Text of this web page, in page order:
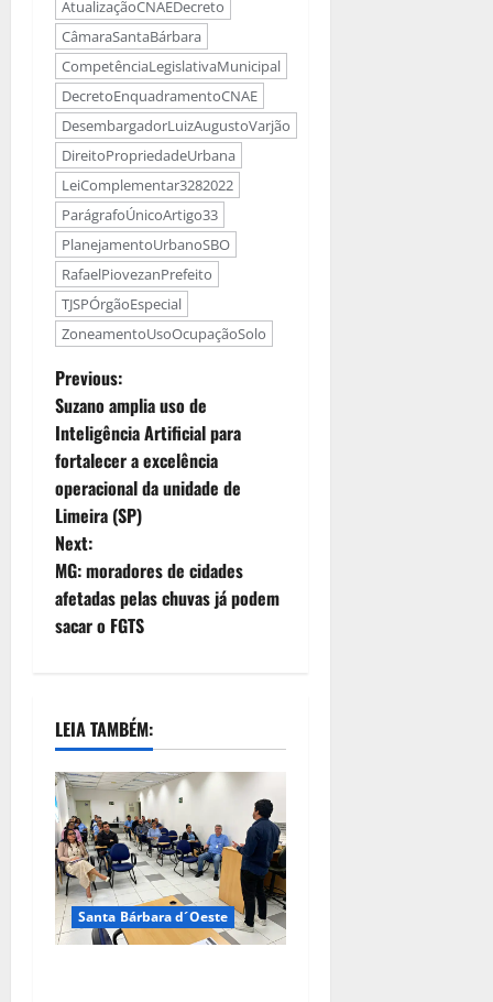
AtualizaçãoCNAEDecreto
CâmaraSantaBárbara
CompetênciaLegislativaMunicipal
DecretoEnquadramentoCNAE
DesembargadorLuizAugustoVarjão
DireitoPropriedadeUrbana
LeiComplementar3282022
ParágrafoÚnicoArtigo33
PlanejamentoUrbanoSBO
RafaelPiovezanPrefeito
TJSPÓrgãoEspecial
ZoneamentoUsoOcupaçãoSolo
Previous:
Suzano amplia uso de
Inteligência Artificial para
fortalecer a excelência
operacional da unidade de
Limeira (SP)
Next:
MG: moradores de cidades
afetadas pelas chuvas já podem
sacar o FGTS
LEIA TAMBÉM:
Santa Bárbara d´Oeste